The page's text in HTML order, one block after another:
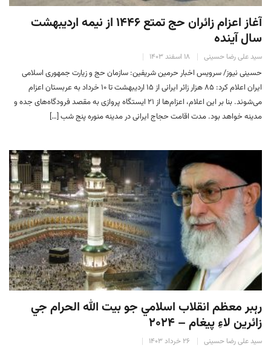
آغاز اعزام زائران حج تمتع ۱۴۴۶ از نیمه اردیبهشت
سال آینده
سید علی رضا حسینی ۱۸ اسفند ۱۴۰۳
حسینی نیوز/ سرویس اخبار حرمین شریفین: سازمان حج و زیارت جمهوری اسلامی
ایران اعلام کرد: ۸۵ هزار زائر ایرانی از ۱۵ اردیبهشت تا ۱۰ خرداد به عربستان اعزام
می‌شوند. بنا بر این اعلام، اعزام‌ها از ۲۱ ایستگاه پروازی به مقصد فرودگاه‌های جده و
مدینه خواهد بود. مدت اقامت حجاج ایرانی در مدینه منوره پنج شب […]
رہبر معظم انقلاب اسلامي جو بيت الله الحرام جي
زائرين لاءِ پيغام – ۲۰۲۴
سید علی رضا حسینی ۲۶ خرداد ۱۴۰۳